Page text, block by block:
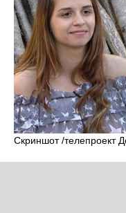
Скриншот /телепроект